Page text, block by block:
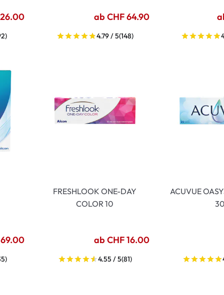
ab CHF 64.90
4.79 / 5(148)
FRESHLOOK ONE-DAY
COLOR 10
ab CHF 16.00
4.55 / 5(81)
ACUVUE
30